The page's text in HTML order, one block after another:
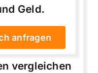
Geld.
anfragen
vergleichen